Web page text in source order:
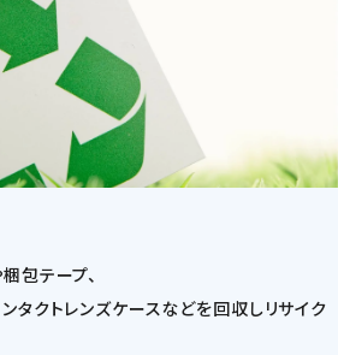
包テープ、
タクトレンズケースなどを回収しリサイク